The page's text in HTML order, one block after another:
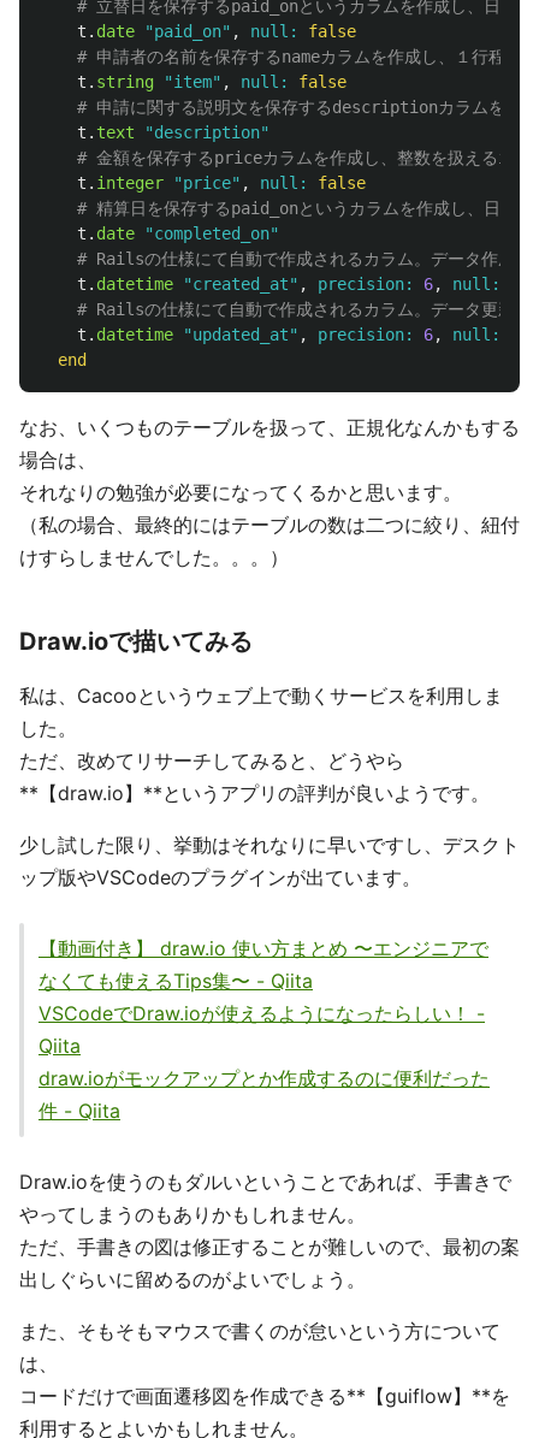
# 立替日を保存するpaid_onというカラムを作成し、日付
t . date "paid_on" , null: false
# 申請者の名前を保存するnameカラムを作成し、１行程
t . string "item" , null: false
# 申請に関する説明文を保存するdescriptionカラムを作
t . text
"description"
# 金額を保存するpriceカラムを作成し、整数を扱える
t . integer "price" , null: false
# 精算日を保存するpaid_onというカラムを作成し、日付
t . date
"completed_on"
# Railsの仕様にて自動で作成されるカラム。データ作成日
t . datetime "created_at" , precision: 6, null:
# Railsの仕様にて自動で作成されるカラム。データ更新日
t . datetime "updated_at" , precision: 6, null:
end
なお、いくつものテーブルを扱って、正規化なんかもする
場合は、
それなりの勉強が必要になってくるかと思います。
（私の場合、最終的にはテーブルの数は二つに絞り、紐付
けすらしませんでした。。。）
Draw.ioで描いてみる
私は、Cacooというウェブ上で動くサービスを利用しま
した。
ただ、改めてリサーチしてみると、どうやら
**【draw.io】**というアプリの評判が良いようです。
少し試した限り、挙動はそれなりに早いですし、デスクト
ップ版やVSCodeのプラグインが出ています。
【動画付き】 draw.io 使い方まとめ 〜エンジニアで
なくても使えるTips集〜 - Qiita
VSCodeでDraw.ioが使えるようになったらしい！ -
Qiita
draw.ioがモックアップとか作成するのに便利だった
件 - Qiita
Draw.ioを使うのもダルいということであれば、手書きで
やってしまうのもありかもしれません。
ただ、手書きの図は修正することが難しいので、最初の案
出しぐらいに留めるのがよいでしょう。
また、そもそもマウスで書くのが怠いという方について
は、
コードだけで画面遷移図を作成できる**【guiflow】**を
利用するとよいかもしれません。